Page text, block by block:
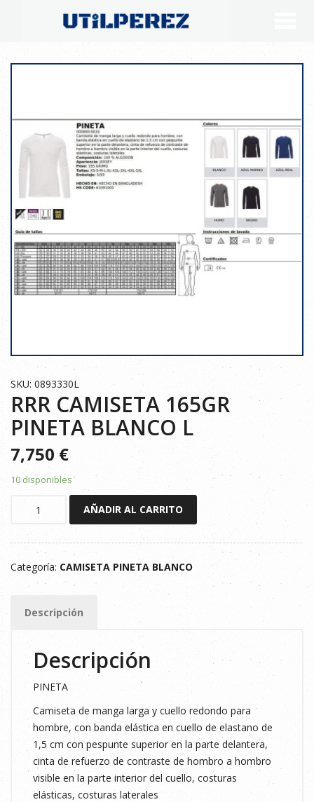
SKU: 0893330L
RRR CAMISETA 165GR
PINETA BLANCO L
7,750 €
10 disponibles
165GR
PINETA
BLANCO
AÑADIR AL CARRITO
Categoría: CAMISETA PINETA BLANCO
Descripción
Descripción
PINETA
Camiseta de manga larga y cuello redondo para
hombre, con banda elástica en cuello de elastano de
1,5 cm con pespunte superior en la parte delantera,
cinta de refuerzo de contraste de hombro a hombro
visible en la parte interior del cuello, costuras
elásticas, costuras laterales